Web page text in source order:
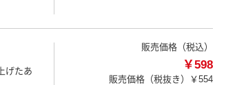
げたあ
販売価格（税込）
￥598
販売価格（税抜き）
￥554